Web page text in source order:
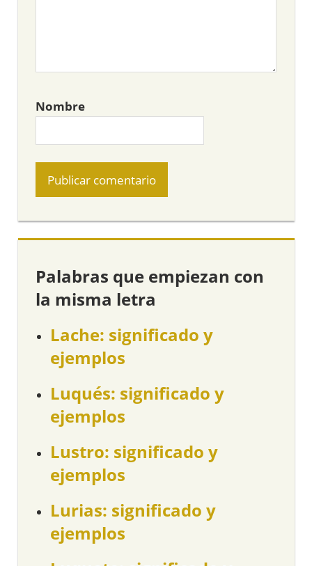
Nombre
Palabras que empiezan con
la misma letra
Lache: significado y
ejemplos
Luqués: significado y
ejemplos
Lustro: significado y
ejemplos
Lurias: significado y
ejemplos